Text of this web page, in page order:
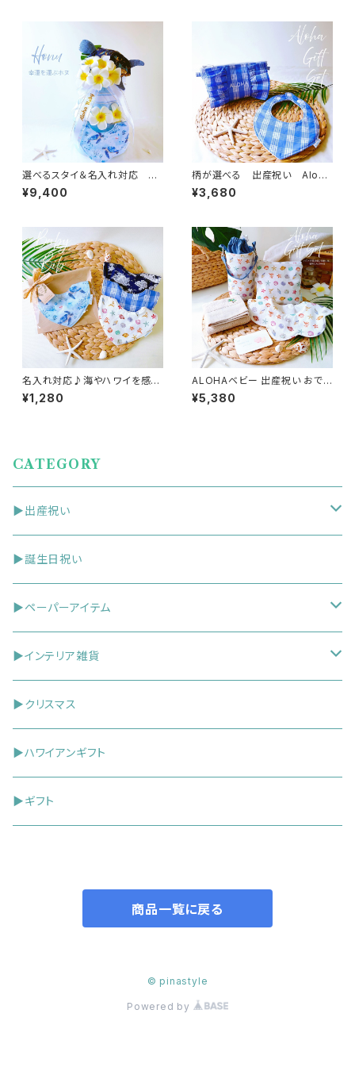
選べるスタイ＆名入れ対応 幸
運を運ぶホヌ ハワイアンおむ
つケーキ ベビーギフトセット
¥9,400
柄が選べる 出産祝い Aloha
保冷保温ポーチ＆スタイセット
／ 夏 お出かけ 洗える ハ
¥3,680
名入れ対応♪海やハワイを感じ
る ダブルボタンスタイ ベビ
ーギフト ／ 海 貝 ホヌ
¥1,280
ALOHAベビー 出産祝い おで
かけギフト4点セット 海を感じ
る貝とヒトデ柄 ベビーギフトセ
¥5,380
CATEGORY
▶出産祝い
①おむつケーキ
②スタイ
③出産祝いギフトセット
▶誕生日祝い
▶ペーパーアイテム
お祝い袋
ガーランド
ポチ袋
ケーキトッパー（ピック）
▶インテリア雑貨
ドアプレート
▶クリスマス
▶ハワイアンギフト
▶ギフト
商品一覧に戻る
© pinastyle
Powered by